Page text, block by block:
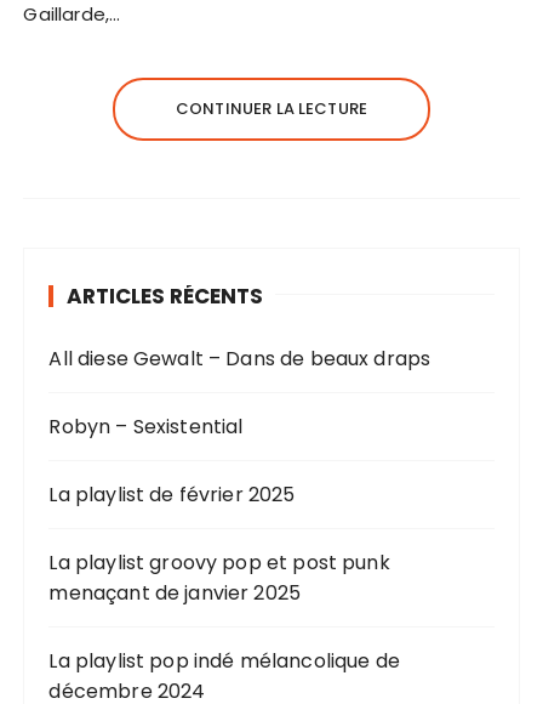
Gaillarde,…
CONTINUER LA LECTURE
ARTICLES RÉCENTS
All diese Gewalt – Dans de beaux draps
Robyn – Sexistential
La playlist de février 2025
La playlist groovy pop et post punk
menaçant de janvier 2025
La playlist pop indé mélancolique de
décembre 2024